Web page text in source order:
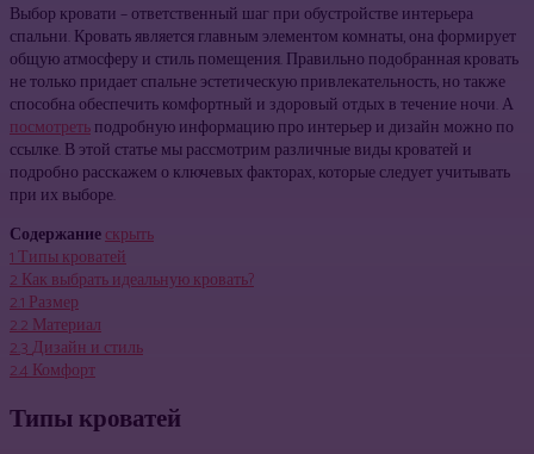
Выбор кровати – ответственный шаг при обустройстве интерьера
спальни. Кровать является главным элементом комнаты, она формирует
общую атмосферу и стиль помещения. Правильно подобранная кровать
не только придает спальне эстетическую привлекательность, но также
способна обеспечить комфортный и здоровый отдых в течение ночи. А
посмотретьподробную информацию про интерьер и дизайн можно по
ссылке. В этой статье мы рассмотрим различные виды кроватей и
подробно расскажем о ключевых факторах, которые следует учитывать
при их выборе.
Содержаниескрыть
1Типы кроватей
2Как выбрать идеальную кровать?
2.1Размер
2.2Материал
2.3Дизайн и стиль
2.4Комфорт
Типы кроватей